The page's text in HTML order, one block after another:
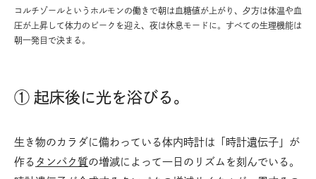
コルチゾールというホルモンの働きで朝は血糖値が上がり、夕方は体温や血
圧が上昇して体力のピークを迎え、夜は休息モードに。すべての生理機能は
朝一発目で決まる。
① 起床後に光を浴びる。
生き物のカラダに備わっている体内時計は「時計遺伝子」が
作る タンパク質の増減によって一日のリズムを刻んでいる。